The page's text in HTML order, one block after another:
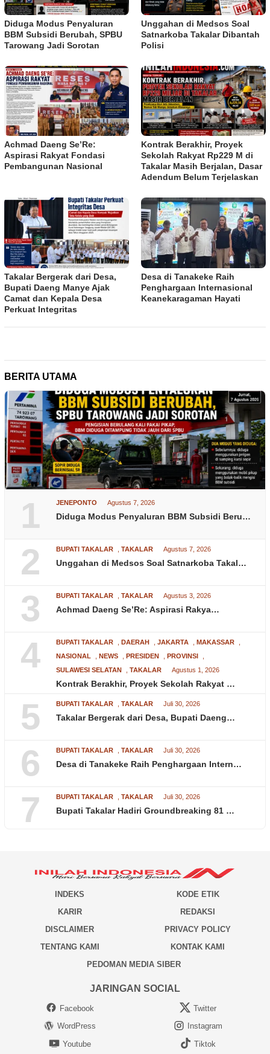
Diduga Modus Penyaluran
BBM Subsidi Berubah, SPBU
Tarowang Jadi Sorotan
Unggahan di Medsos Soal
Satnarkoba Takalar Dibantah
Polisi
Achmad Daeng Se’Re:
Aspirasi Rakyat Fondasi
Pembangunan Nasional
Kontrak Berakhir, Proyek
Sekolah Rakyat Rp229 M di
Takalar Masih Berjalan, Dasar
Adendum Belum Terjelaskan
Takalar Bergerak dari Desa,
Bupati Daeng Manye Ajak
Camat dan Kepala Desa
Perkuat Integritas
Desa di Tanakeke Raih
Penghargaan Internasional
Keanekaragaman Hayati
BERITA UTAMA
1 JENEPONTO Agustus 7, 2026
Diduga Modus Penyaluran BBM Subsidi Beru…
2 BUPATI TAKALAR TAKALAR Agustus 7, 2026
Unggahan di Medsos Soal Satnarkoba Takal…
3 BUPATI TAKALAR TAKALAR Agustus 3, 2026
Achmad Daeng Se’Re: Aspirasi Rakya…
4 BUPATI TAKALAR DAERAH JAKARTA MAKASSAR
NASIONAL
NEWS PRESIDEN PROVINSI
SULAWESI SELATAN
TAKALAR Agustus 1, 2026
Kontrak Berakhir, Proyek Sekolah Rakyat …
5 BUPATI TAKALAR TAKALAR Juli 30, 2026
Takalar Bergerak dari Desa, Bupati Daeng…
6 BUPATI TAKALAR TAKALAR Juli 30, 2026
Desa di Tanakeke Raih Penghargaan Intern…
7 BUPATI TAKALAR TAKALAR Juli 30, 2026
Bupati Takalar Hadiri Groundbreaking 81 …
INDEKS
KODE ETIK
KARIR
REDAKSI
DISCLAIMER
PRIVACY POLICY
TENTANG KAMI
KONTAK KAMI
PEDOMAN MEDIA SIBER
JARINGAN SOCIAL
Facebook
Twitter
WordPress
Instagram
Youtube
Tiktok